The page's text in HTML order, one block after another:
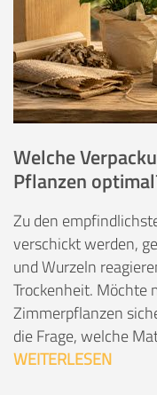
Welche
Pflanzen
Zu den
verschickt werden,
und Wurzeln
Trockenheit. Möchte
Zimmerpflanzen
die Frage, welche
WEITERLESEN